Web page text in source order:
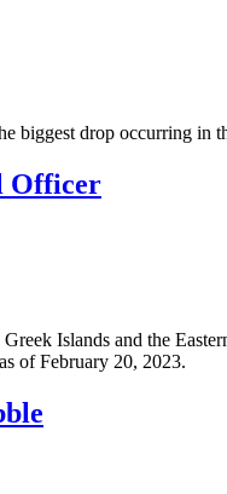
drop occurring in
Officer
Islands and the
of February 20, 2023.